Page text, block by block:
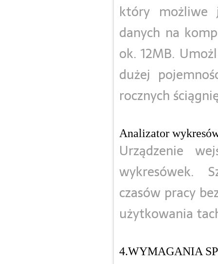
który możliwe
danych na
ok. 12MB.
dużej
rocznych
Analizator
Urządzenie
wykresówek.
czasów pracy
użytkowania
4.WYMAGANIA